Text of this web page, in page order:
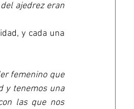
ajedrez eran
y cada una
femenino que
y tenemos una
las que nos